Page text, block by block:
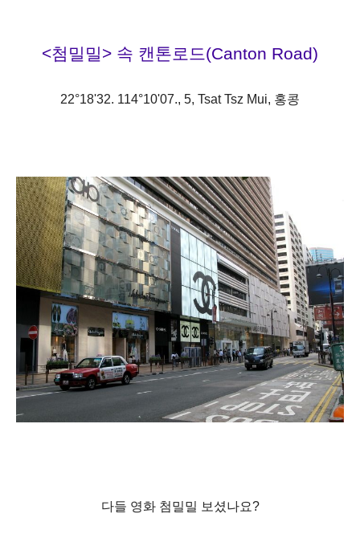
<첨밀밀> 속 캔톤로드(Canton Road)
22°18'32. 114°10'07., 5, Tsat Tsz Mui, 홍콩
다들 영화 첨밀밀 보셨나요?